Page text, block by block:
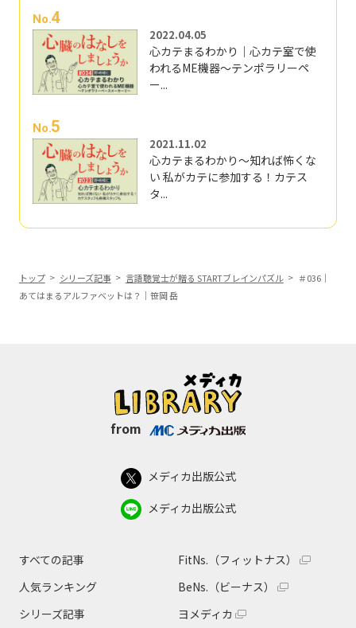
No.4
2022.04.05
心カテまるわかり｜心カテ室で使
われるME機器～テンポラリーペ
ー...
No.5
2021.11.02
心カテまるわかり～知れば怖くな
い 私がカテに参加する！カテス
タ...
トップ シリーズ記事 言語聴覚士が贈る STARTブレインパズル
＃036｜
あてはまるアルファベットは？｜笹岡 岳
from
メディカ出版公式
メディカ出版公式
すべての記事
人気ランキング
シリーズ記事
FitNs.（フィットナス）
BeNs.（ビーナス）
ヨメディカ